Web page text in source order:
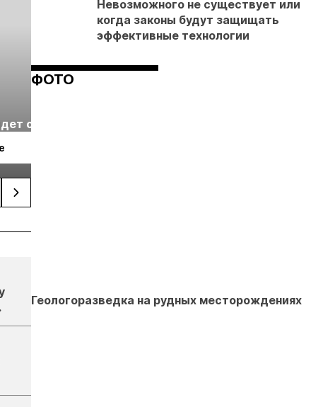
с
г.
Невозможного не существует или
когда законы будут защищать
эффективные технологии
ФОТО
Геологоразведка на рудных месторождениях